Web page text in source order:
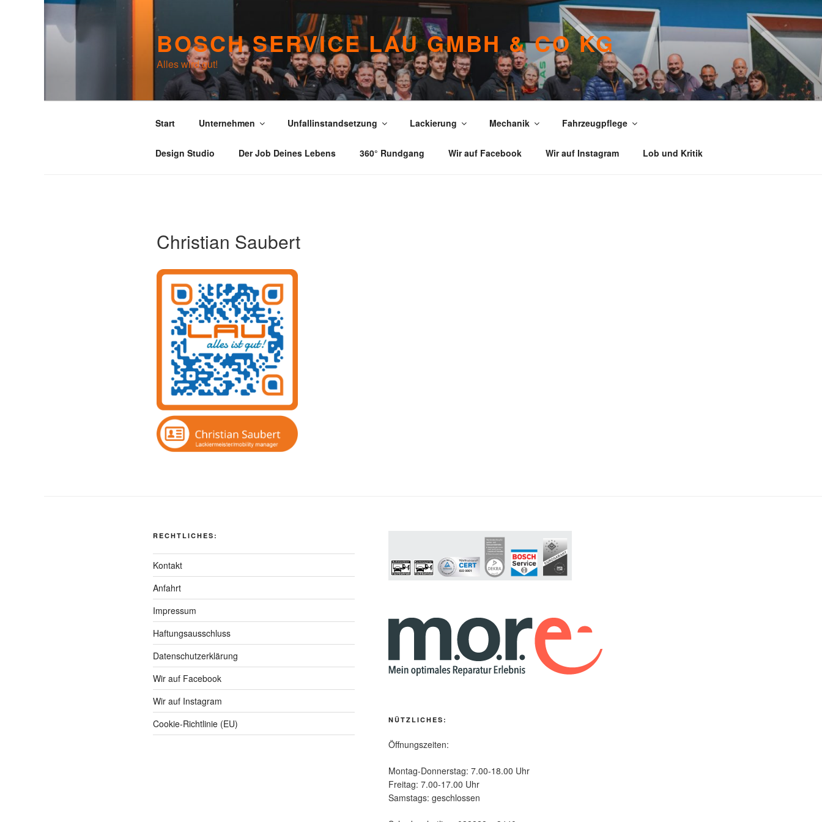
Zum
Inhalt
springen
BOSCH SERVICE LAU GMBH & CO KG
Alles wird gut!
Start Unternehmen Unfallinstandsetzung Lackierung Mechanik Fahrzeugpflege
Design Studio Der Job Deines Lebens 360° Rundgang Wir auf Facebook Wir auf Instagram Lob und Kritik
Christian Saubert
RECHTLICHES:
Kontakt
Anfahrt
Impressum
Haftungsausschluss
Datenschutzerklärung
Wir auf Facebook
Wir auf Instagram
Cookie-Richtlinie (EU)
NÜTZLICHES:
Öffnungszeiten:
Montag-Donnerstag: 7.00-18.00 Uhr
Freitag: 7.00-17.00 Uhr
Samstags: geschlossen